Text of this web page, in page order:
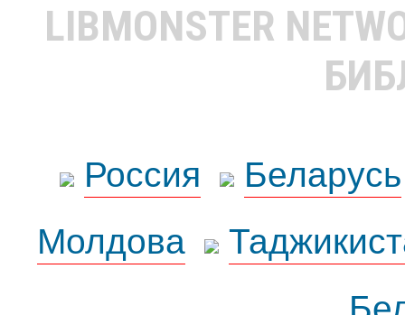
LIBMONSTER
Россия
Беларусь
Молдова